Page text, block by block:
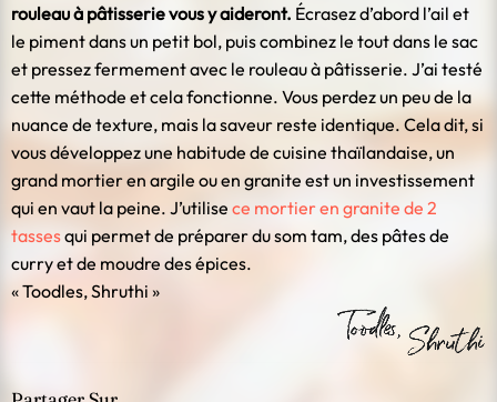
rouleau à pâtisserie vous y aideront. Écrasez d’abord l’ail et
le piment dans un petit bol, puis combinez le tout dans le sac
et pressez fermement avec le rouleau à pâtisserie. J’ai testé
cette méthode et cela fonctionne. Vous perdez un peu de la
nuance de texture, mais la saveur reste identique. Cela dit, si
vous développez une habitude de cuisine thaïlandaise, un
grand mortier en argile ou en granite est un investissement
qui en vaut la peine. J’utilise ce mortier en granite de 2
tassesqui permet de préparer du som tam, des pâtes de
curry et de moudre des épices.
« Toodles, Shruthi »